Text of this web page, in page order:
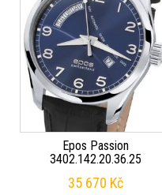
Epos Passion
3402.142.20.36.25
35 670 Kč